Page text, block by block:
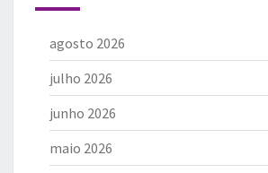
agosto 2026
julho 2026
junho 2026
maio 2026